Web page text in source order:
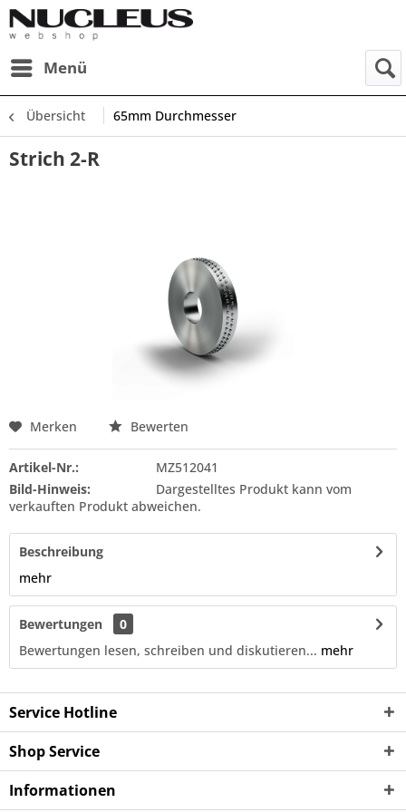
Menü
Übersicht 65mm Durchmesser
Strich 2-R
Merken Bewerten
Artikel-Nr.:
MZ512041
Bild-Hinweis:
Dargestelltes Produkt kann vom
verkauften Produkt abweichen.
Beschreibung
mehr
Bewertungen
0
Bewertungen lesen, schreiben und diskutieren... mehr
Service Hotline
Shop Service
Informationen